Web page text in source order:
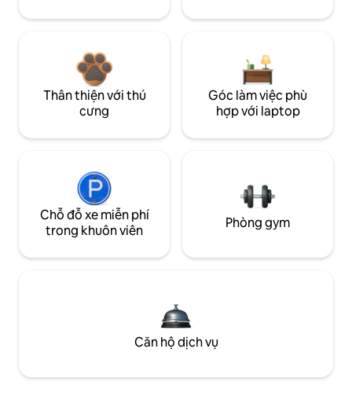
Thân thiện với thú
cưng
Góc làm việc phù
hợp với laptop
Chỗ đỗ xe miễn phí
trong khuôn viên
Phòng gym
Căn hộ dịch vụ